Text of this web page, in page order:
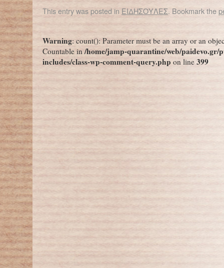
This entry was posted in ΕΙΔΗΣΟΥΛΕΣ. Bookmark the
Κόκκινη Λίστα: Άσχημα νέα για τα δένδρα στην Ευρώπη
Warning: count(): Parameter must be an array or an
Countable in/home/jamp-quarantine/web/paidevo.gr/
includes/class-wp-comment-query.php on line 399